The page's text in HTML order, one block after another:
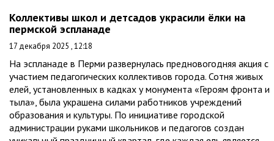
Коллективы школ и детсадов украсили ёлки на
пермской эспланаде
17 декабря 2025 , 12:18
На эспланаде в Перми развернулась предновогодняя акция с
участием педагогических коллективов города. Сотня живых
елей, установленных в кадках у монумента «Героям фронта и
тыла», была украшена силами работников учреждений
образования и культуры. По инициативе городской
администрации руками школьников и педагогов создан